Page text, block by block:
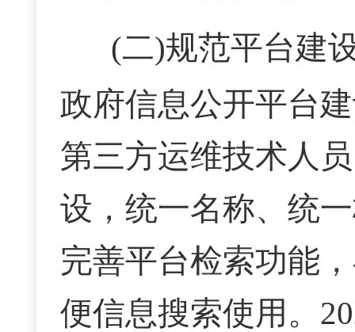
(二)规范平台建
政府信息公开平台
第三方运维技术人
设，统一名称、统
完善平台检索功能
便信息搜索使用。